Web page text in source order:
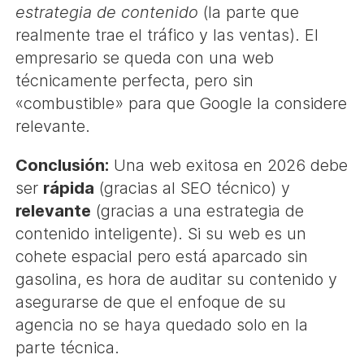
estrategia de contenido (la parte que
realmente trae el tráfico y las ventas). El
empresario se queda con una web
técnicamente perfecta, pero sin
«combustible» para que Google la considere
relevante.
Conclusión: Una web exitosa en 2026 debe
ser rápida (gracias al SEO técnico) y
relevante (gracias a una estrategia de
contenido inteligente). Si su web es un
cohete espacial pero está aparcado sin
gasolina, es hora de auditar su contenido y
asegurarse de que el enfoque de su
agencia no se haya quedado solo en la
parte técnica.